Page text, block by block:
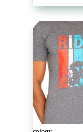
meerdere
variaties.
Deze
optie
kan
gekozen
worden
productpagina